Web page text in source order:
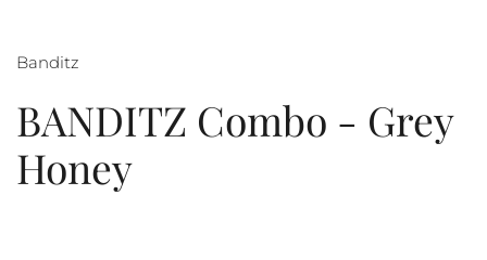
Banditz
BANDITZ Combo - Grey
Honey